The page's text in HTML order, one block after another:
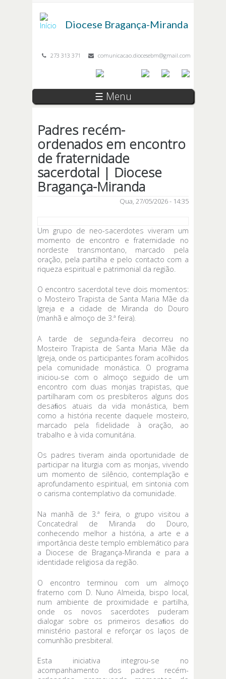
Diocese Bragança-Miranda
273 313 371 comunicacao.diocesebm@gmail.com
☰ Menu
Padres recém-
ordenados em encontro
de fraternidade
sacerdotal | Diocese
Bragança-Miranda
Qua, 27/05/2026 - 14:35
Um grupo de neo-sacerdotes viveram um
momento de encontro e fraternidade no
nordeste transmontano, marcado pela
oração, pela partilha e pelo contacto com a
riqueza espiritual e patrimonial da região.
O encontro sacerdotal teve dois momentos:
o Mosteiro Trapista de Santa Maria Mãe da
Igreja e a cidade de Miranda do Douro
(manhã e almoço de 3.ª feira).
A tarde de segunda-feira decorreu no
Mosteiro Trapista de Santa Maria Mãe da
Igreja, onde os participantes foram acolhidos
pela comunidade monástica. O programa
iniciou-se com o almoço seguido de um
encontro com duas monjas trapistas, que
partilharam com os presbíteros alguns dos
desaﬁos atuais da vida monástica, bem
como a história recente daquele mosteiro,
marcado pela fidelidade à oração, ao
trabalho e à vida comunitária.
Os padres tiveram ainda oportunidade de
participar na liturgia com as monjas, vivendo
um momento de silêncio, contemplação e
aprofundamento espiritual, em sintonia com
o carisma contemplativo da comunidade.
Na manhã de 3.ª feira, o grupo visitou a
Concatedral de Miranda do Douro,
conhecendo melhor a história, a arte e a
importância deste templo emblemático para
a Diocese de Bragança-Miranda e para a
identidade religiosa da região.
O encontro terminou com um almoço
fraterno com D. Nuno Almeida, bispo local,
num ambiente de proximidade e partilha,
onde os novos sacerdotes puderam
dialogar sobre os primeiros desaﬁos do
ministério pastoral e reforçar os laços de
comunhão presbiteral.
Esta iniciativa integrou-se no
acompanhamento dos padres recém-